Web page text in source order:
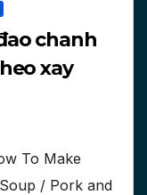
chanh
xay
To Make
/ Pork and